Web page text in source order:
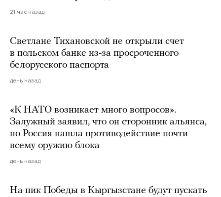
21 час назад
Светлане Тихановской не открыли счет
в польском банке из-за просроченного
белорусского паспорта
день назад
«К НАТО возникает много вопросов».
Залужный заявил, что он сторонник альянса,
но Россия нашла противодействие почти
всему оружию блока
день назад
На пик Победы в Кыргызстане будут пускать